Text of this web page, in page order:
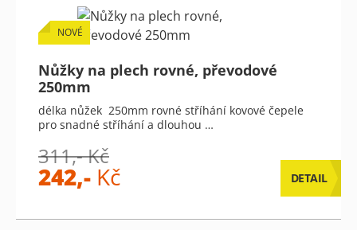
NOVÉ
Nůžky na plech rovné, převodové
250mm
délka nůžek 250mm rovné stříhání kovové čepele
pro snadné stříhání a dlouhou …
311,- Kč
242,- Kč DETAIL